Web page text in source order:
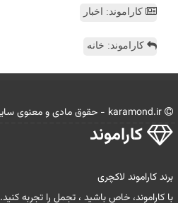
کاراموند: اخبار
کاراموند: خانه
كاراموند
برند کاراموند لاکچری
با کاراموند، خاص باشید ، تجمل را تجربه کنید.